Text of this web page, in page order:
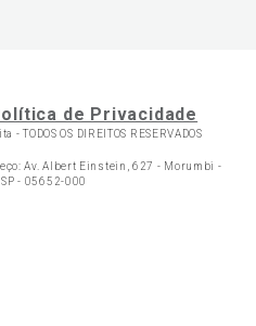
de Privacidade
-TODOS OS DIREITOS RESERVADOS
Av. Albert Einstein, 627 - Morumbi -
SP - 05652-000